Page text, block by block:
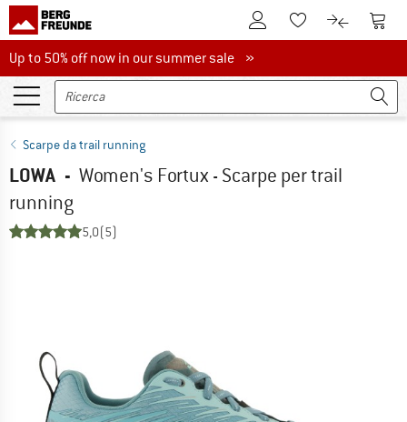
Al conto clienteAlla lista
Al Al
Up to 50% off now in our summer sale
Up to 50% off now in our summer sale »
Scarpe da trail running
LOWA - Women's Fortux - Scarpe per trail
running
5,0(5)